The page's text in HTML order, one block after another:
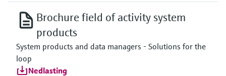
Brochure field of activity system
products
System products and data managers - Solutions for the
loop
Nedlasting